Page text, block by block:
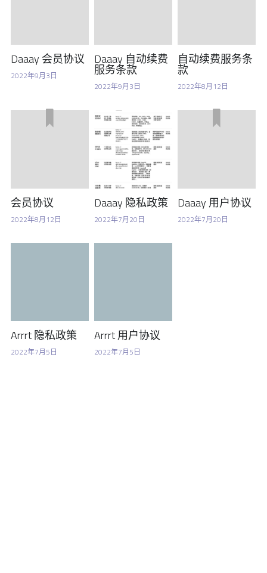
Daaay 会员协议
2022年9月3日
Daaay 自动续费
服务条款
2022年9月3日
自动续费服务条
款
2022年8月12日
会员协议
2022年8月12日
Daaay 隐私政策
2022年7月20日
Daaay 用户协议
2022年7月20日
Arrrt 隐私政策
2022年7月5日
Arrrt 用户协议
2022年7月5日